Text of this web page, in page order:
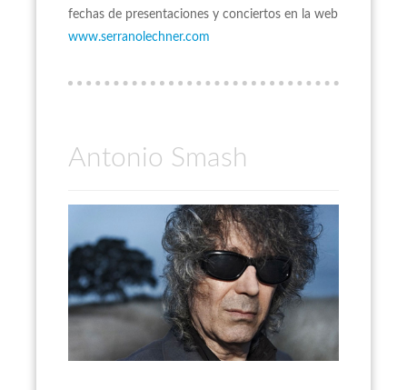
fechas de presentaciones y conciertos en la web
www.serranolechner.com
Antonio Smash